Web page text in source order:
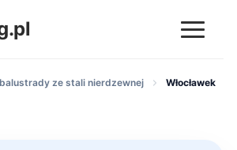
ze stali nierdzewnej Włocławek